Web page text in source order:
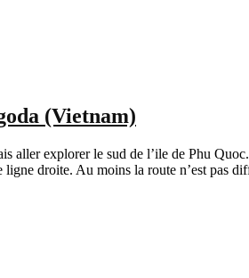
(Vietnam)
aller explorer le sud de l’ile de Phu
ligne droite. Au moins la route n’est pas